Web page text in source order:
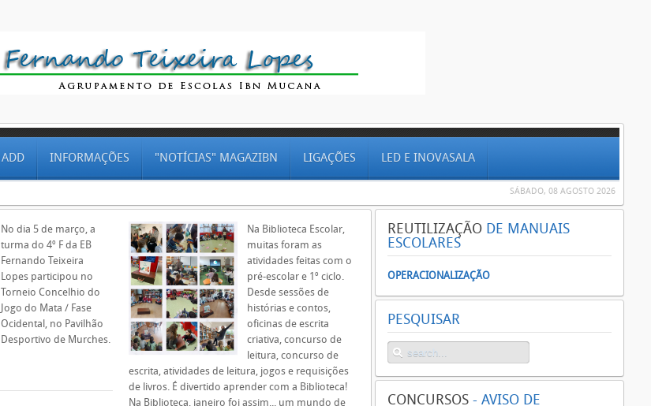
ADD INFORMAÇÕES "NOTÍCIAS" MAGAZIBN LIGAÇÕES LED E INOVASALA
SÁBADO, 08 AGOSTO 2026
No dia 5 de março, a
turma do 4º F da EB
Fernando Teixeira
Lopes participou no
Torneio Concelhio do
Jogo do Mata / Fase
Ocidental, no Pavilhão
Desportivo de Murches.
Na Biblioteca Escolar,
muitas foram as
atividades feitas com o
pré-escolar e 1º ciclo.
Desde sessões de
histórias e contos,
oficinas de escrita
criativa, concurso de
leitura, concurso de
escrita, atividades de leitura, jogos e requisições
de livros. É divertido aprender com a Biblioteca!
Na Biblioteca, janeiro foi assim... um mundo de
REUTILIZAÇÃO DE MANUAIS
ESCOLARES
OPERACIONALIZAÇÃO
PESQUISAR
CONCURSOS - AVISO DE